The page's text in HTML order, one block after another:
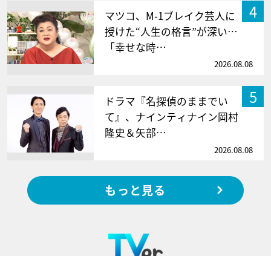
4
マツコ、M-1ブレイク芸人に
授けた“人生の格言”が深い…
「幸せな時…
2026.08.08
5
ドラマ『名探偵のままでい
て』、ナインティナイン岡村
隆史＆矢部…
2026.08.08
もっと見る